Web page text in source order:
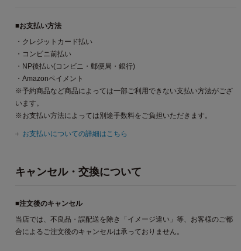
■お支払い方法
・クレジットカード払い
・コンビニ前払い
・NP後払い(コンビニ・郵便局・銀行)
・Amazonペイメント
※予約商品など商品によっては一部ご利用できない支払い方法がござ
います。
※お支払い方法によっては別途手数料をご負担いただきます。
お支払いについての詳細はこちら
キャンセル・交換について
■注文後のキャンセル
当店では、不良品・誤配送を除き「イメージ違い」等、お客様のご都
合によるご注文後のキャンセルは承っておりません。